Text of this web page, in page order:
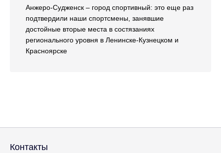
Анжеро-Судженск – город спортивный: это еще раз
подтвердили наши спортсмены, занявшие
достойные вторые места в состязаниях
регионального уровня в Ленинске-Кузнецком и
Красноярске
Контакты